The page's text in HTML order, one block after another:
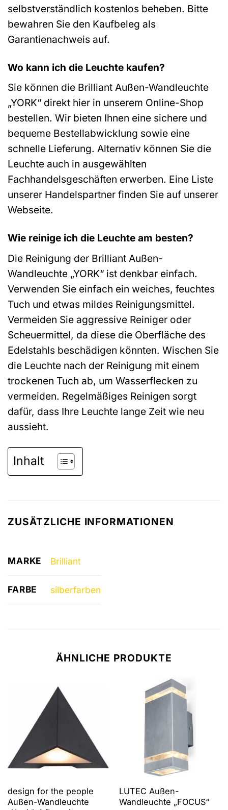
selbstverständlich kostenlos beheben. Bitte
bewahren Sie den Kaufbeleg als
Garantienachweis auf.
Wo kann ich die Leuchte kaufen?
Sie können die Brilliant Außen-Wandleuchte
„YORK“ direkt hier in unserem Online-Shop
bestellen. Wir bieten Ihnen eine sichere und
bequeme Bestellabwicklung sowie eine
schnelle Lieferung. Alternativ können Sie die
Leuchte auch in ausgewählten
Fachhandelsgeschäften erwerben. Eine Liste
unserer Handelspartner finden Sie auf unserer
Webseite.
Wie reinige ich die Leuchte am besten?
Die Reinigung der Brilliant Außen-
Wandleuchte „YORK“ ist denkbar einfach.
Verwenden Sie einfach ein weiches, feuchtes
Tuch und etwas mildes Reinigungsmittel.
Vermeiden Sie aggressive Reiniger oder
Scheuermittel, da diese die Oberfläche des
Edelstahls beschädigen könnten. Wischen Sie
die Leuchte nach der Reinigung mit einem
trockenen Tuch ab, um Wasserflecken zu
vermeiden. Regelmäßiges Reinigen sorgt
dafür, dass Ihre Leuchte lange Zeit wie neu
aussieht.
Inhalt
ZUSÄTZLICHE INFORMATIONEN
MARKE Brilliant
FARBE silberfarben
ÄHNLICHE PRODUKTE
design for the people
Außen-Wandleuchte
LUTEC Außen-
Wandleuchte „FOCUS“